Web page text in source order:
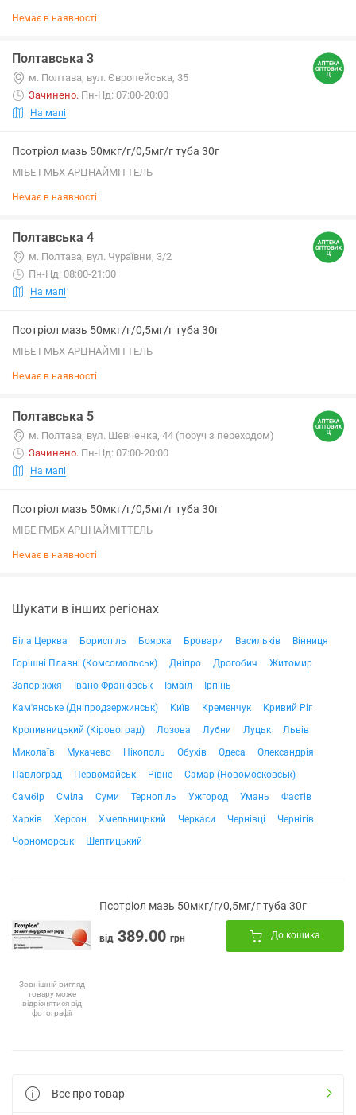
Немає в наявності
Полтавська 3
м. Полтава, вул. Європейська, 35
Зачинено. Пн-Нд: 07:00-20:00
На мапі
Псотріол мазь 50мкг/г/0,5мг/г туба 30г
МІБЕ ГМБХ АРЦНАЙМІТТЕЛЬ
Немає в наявності
Полтавська 4
м. Полтава, вул. Чураївни, 3/2
Пн-Нд: 08:00-21:00
На мапі
Псотріол мазь 50мкг/г/0,5мг/г туба 30г
МІБЕ ГМБХ АРЦНАЙМІТТЕЛЬ
Немає в наявності
Полтавська 5
м. Полтава, вул. Шевченка, 44 (поруч з переходом)
Зачинено. Пн-Нд: 07:00-20:00
На мапі
Псотріол мазь 50мкг/г/0,5мг/г туба 30г
МІБЕ ГМБХ АРЦНАЙМІТТЕЛЬ
Немає в наявності
Шукати в інших регіонах
Біла Церква Бориспіль Боярка Бровари Васильків
Вінниця
Горішні Плавні (Комсомольськ)
Дніпро Дрогобич
Житомир
Запоріжжя
Івано-Франківськ Ізмаїл
Ірпінь
Кам'янське (Дніпродзержинськ)
Київ Кременчук
Кривий Ріг
Кропивницький (Кіровоград)
Лозова Лубни Луцьк
Львів
Миколаїв
Мукачево Нікополь Обухів Одеса
Олександрія
Павлоград
Первомайськ Рівне
Самар (Новомосковськ)
Самбір
Сміла Суми Тернопіль Ужгород Умань
Фастів
Харків
Херсон Хмельницький Черкаси Чернівці
Чернігів
Чорноморськ
Шептицький
Зовнішній вигляд
товару може
відрізнятися від
фотографії
Псотріол мазь 50мкг/г/0,5мг/г туба 30г
від 389.00 грн До кошика
Все про товар